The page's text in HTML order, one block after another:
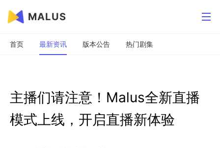
MALUS
首页 最新资讯 版本公告 热门剧集
主播们请注意！Malus全新直播
模式上线，开启直播新体验